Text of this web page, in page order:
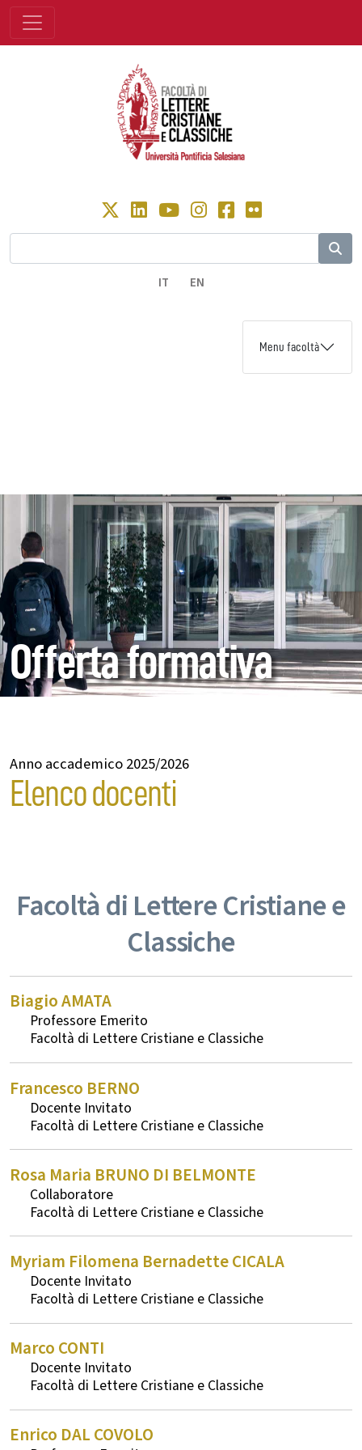
IT EN
Menu facoltà
Offerta formativa
Anno accademico 2025/2026
Elenco docenti
Facoltà di Lettere Cristiane e
Classiche
BiagioAMATA
Professore Emerito
Lettere Cristiane e Classiche
Francesco BERNO
Docente Invitato
Lettere Cristiane e Classiche
Rosa Maria BRUNO DI BELMONTE
Collaboratore
Lettere Cristiane e Classiche
Myriam Filomena BernadetteCICALA
Docente Invitato
Lettere Cristiane e Classiche
Marco CONTI
Docente Invitato
Lettere Cristiane e Classiche
Enrico DAL COVOLO